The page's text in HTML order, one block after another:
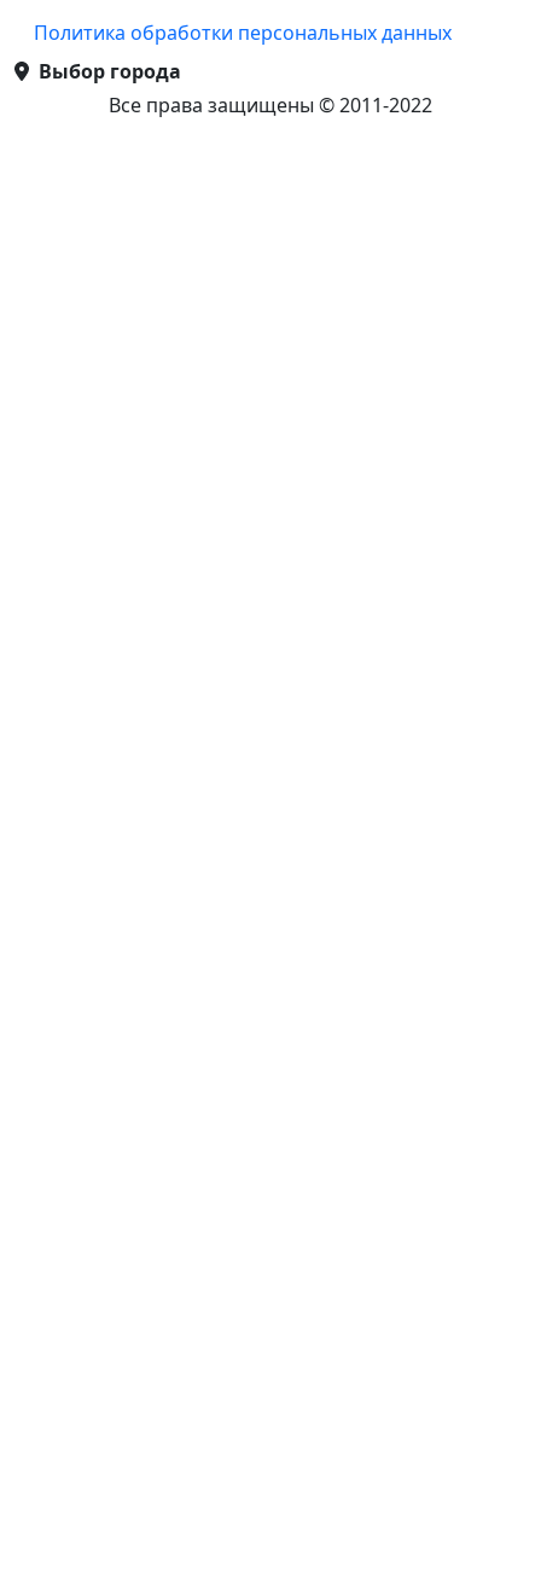
Политика обработки персональных данных
Выбор города
Все права защищены © 2011-2022